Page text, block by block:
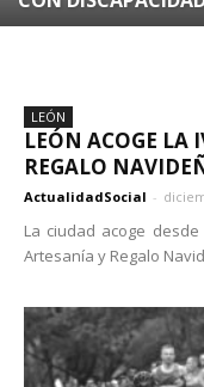
LEÓN
LEÓN ACOGE LA
REGALO
ActualidadSocial -
La ciudad acoge
Artesanía y Regalo